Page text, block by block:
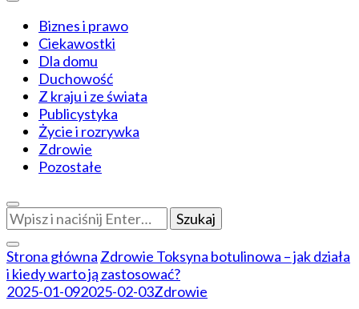
Biznes i prawo
Ciekawostki
Dla domu
Duchowość
Z kraju i ze świata
Publicystyka
Życie i rozrywka
Zdrowie
Pozostałe
Szukasz
czegoś?
Strona główna Zdrowie Toksyna botulinowa – jak działa
i kiedy warto ją zastosować?
2025-01-092025-02-03Zdrowie